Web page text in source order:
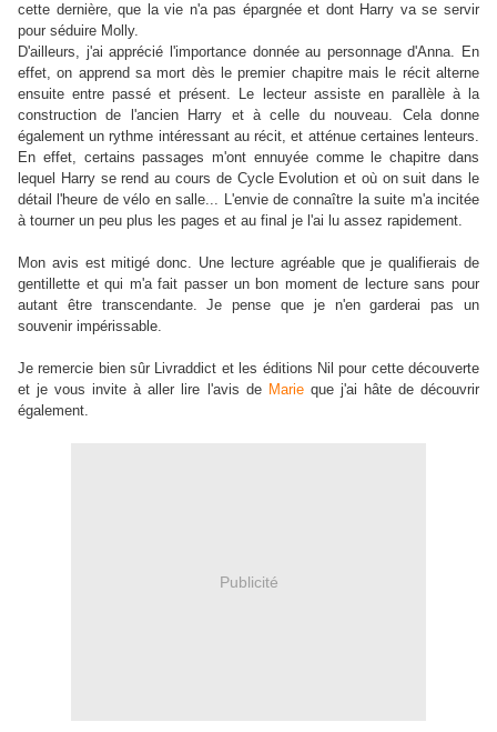
cette dernière, que la vie n'a pas épargnée et dont Harry va se servir
pour séduire Molly.
D'ailleurs, j'ai apprécié l'importance donnée au personnage d'Anna. En
effet, on apprend sa mort dès le premier chapitre mais le récit alterne
ensuite entre passé et présent. Le lecteur assiste en parallèle à la
construction de l'ancien Harry et à celle du nouveau. Cela donne
également un rythme intéressant au récit, et atténue certaines lenteurs.
En effet, certains passages m'ont ennuyée comme le chapitre dans
lequel Harry se rend au cours de Cycle Evolution et où on suit dans le
détail l'heure de vélo en salle... L'envie de connaître la suite m'a incitée
à tourner un peu plus les pages et au final je l'ai lu assez rapidement.
Mon avis est mitigé donc. Une lecture agréable que je qualifierais de
gentillette et qui m'a fait passer un bon moment de lecture sans pour
autant être transcendante. Je pense que je n'en garderai pas un
souvenir impérissable.
Je remercie bien sûr Livraddict et les éditions Nil pour cette découverte
et je vous invite à aller lire l'avis de Marie que j'ai hâte de découvrir
également.
Publicité